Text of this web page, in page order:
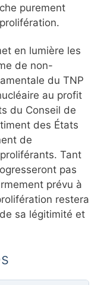
purement
en lumière les
de non-
du TNP
au profit
du Conseil de
des États
de
Tant
pas
prévu à
restera
sa légitimité et